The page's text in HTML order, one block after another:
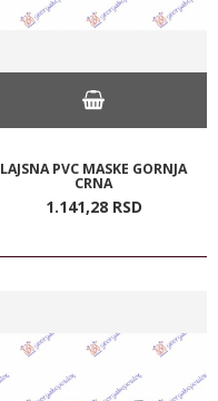
LAJSNA PVC MASKE GORNJA
CRNA
1.141,28 RSD